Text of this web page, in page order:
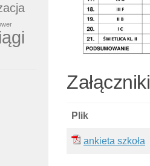
Załączniki
Plik
ankieta szkoła